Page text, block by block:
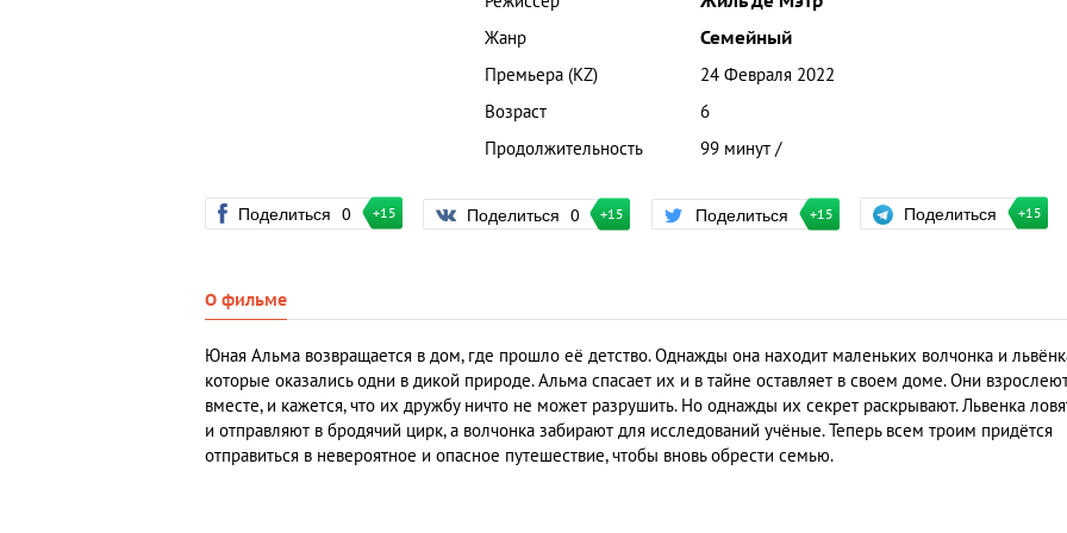
Жанр
Семейный
Премьера (KZ)
24 Февраля 2022
Возраст
6
Продолжительность
99 минут /
Поделиться 0 +15 Поделиться 0 +15 Поделиться +15 Поделиться +15
О фильме
Юная Альма возвращается в дом, где прошло её детство. Однажды она находит маленьких волчонка и
которые оказались одни в дикой природе. Альма спасает их и в тайне оставляет в своем доме. Они
вместе, и кажется, что их дружбу ничто не может разрушить. Но однажды их секрет раскрывают. Львенка
и отправляют в бродячий цирк, а волчонка забирают для исследований учёные. Теперь всем троим придётся
отправиться в невероятное и опасное путешествие, чтобы вновь обрести семью.